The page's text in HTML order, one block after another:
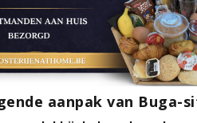
aanpak van Buga-